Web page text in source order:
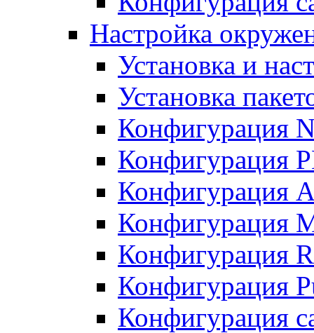
Настройка
Установка и
Установка
Конфигурация
Конфигурация
Конфигурация
Конфигурация
Конфигурация
Конфигурация
Конфигурация